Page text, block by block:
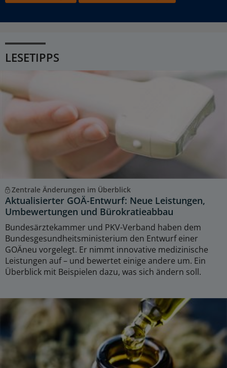
LESETIPPS
Zentrale Änderungen im Überblick
Aktualisierter GOÄ-Entwurf: Neue Leistungen,
Umbewertungen und Bürokratieabbau
Bundesärztekammer und PKV-Verband haben dem
Bundesgesundheitsministerium den Entwurf einer
GOÄneu vorgelegt. Er nimmt innovative medizinische
Leistungen auf – und bewertet einige andere um. Ein
Überblick mit Beispielen dazu, was sich ändern soll.